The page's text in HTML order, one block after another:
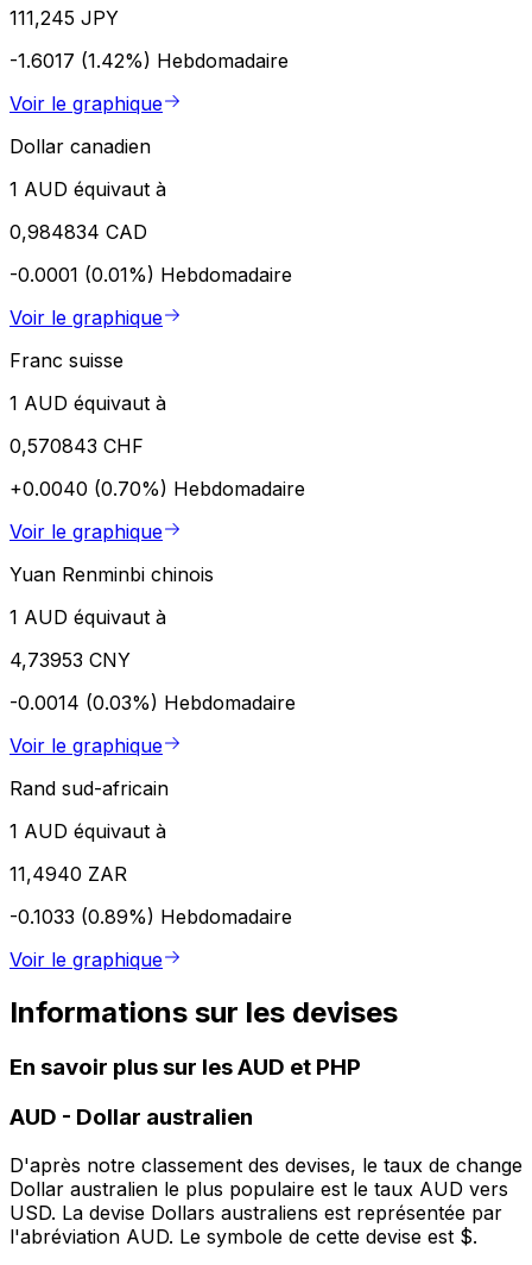
111,245 JPY
-1.6017 (1.42%) Hebdomadaire
Voir le graphique
Dollar canadien
1 AUD équivaut à
0,984834 CAD
-0.0001 (0.01%) Hebdomadaire
Voir le graphique
Franc suisse
1 AUD équivaut à
0,570843 CHF
+0.0040 (0.70%) Hebdomadaire
Voir le graphique
Yuan Renminbi chinois
1 AUD équivaut à
4,73953 CNY
-0.0014 (0.03%) Hebdomadaire
Voir le graphique
Rand sud-africain
1 AUD équivaut à
11,4940 ZAR
-0.1033 (0.89%) Hebdomadaire
Voir le graphique
Informations sur les devises
En savoir plus sur les AUD et PHP
AUD - Dollar australien
D'après notre classement des devises, le taux de change
Dollar australien le plus populaire est le taux AUD vers
USD. La devise Dollars australiens est représentée par
l'abréviation AUD. Le symbole de cette devise est $.